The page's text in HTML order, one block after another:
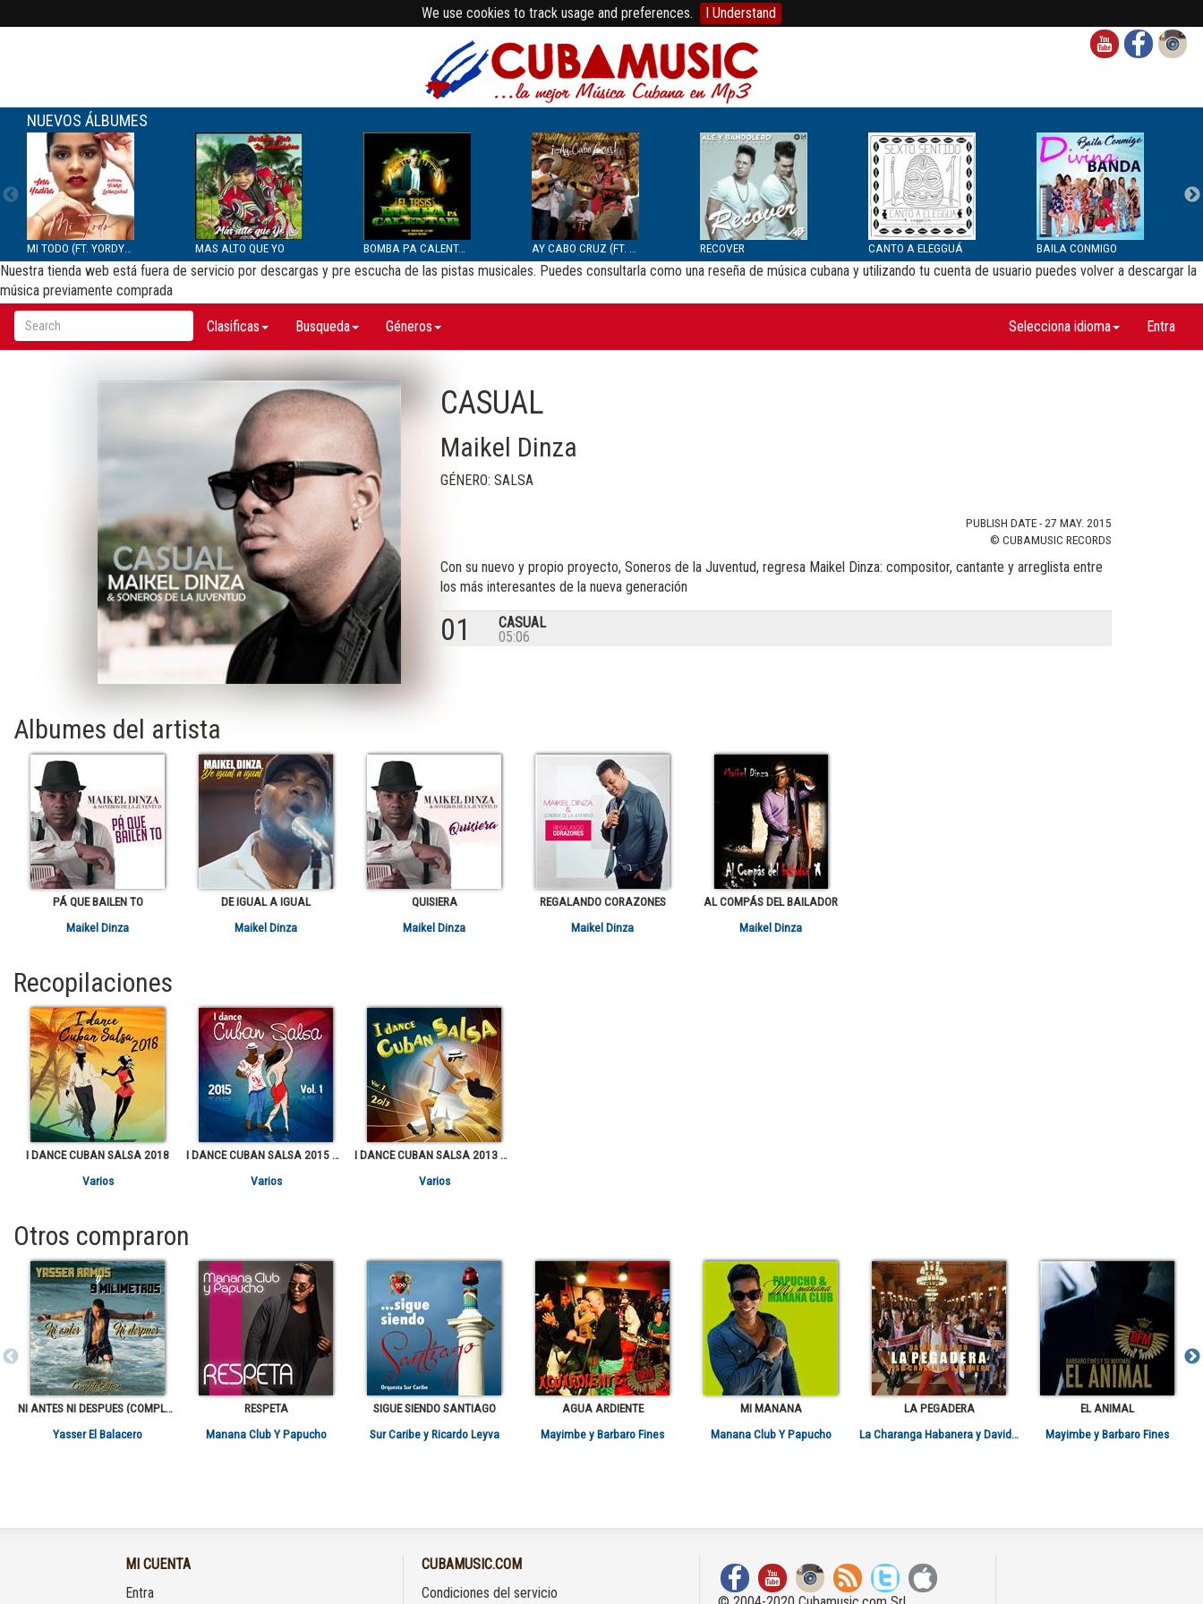
We use cookies to track usage and preferences. I Understand
NUEVOS ÁLBUMES
MAS ALTO QUE YO BOMBA PA CALENTAR RECOVER CANTO A ELEGGUÁ BAILA CONMIGO
Nuestra tienda web está fuera de servicio por descargas y pre escucha de las pistas musicales. Puedes consultarla como una reseña de música cubana y utilizando tu cuenta de usuario puedes volver a descargar la
música previamente comprada
Clasificas Busqueda Géneros Selecciona idioma Entra
CASUAL
Maikel Dinza
GÉNERO: SALSA
PUBLISH DATE - 27 MAY. 2015
© CUBAMUSIC RECORDS
Con su nuevo y propio proyecto, Soneros de la Juventud, regresa Maikel Dinza: compositor, cantante y arreglista entre
los más interesantes de la nueva generación
01
CASUAL
05:06
Albumes del artista
PÁ QUE BAILEN TO
Maikel Dinza
DE IGUAL A IGUAL
Maikel Dinza
QUISIERA
Maikel Dinza
REGALANDO CORAZONES
Maikel Dinza
AL COMPÁS DEL BAILADOR
Maikel Dinza
Recopilaciones
I DANCE CUBAN SALSA 2018
Varios
I DANCE CUBAN SALSA 2015 VOL.1
Varios
I DANCE CUBAN SALSA 2013 VOL.1
Varios
Otros compraron
NI ANTES NI DESPUES (COMPLETE EDITION)
Yasser El Balacero
RESPETA
Manana Club Y Papucho
SIGUE SIENDO SANTIAGO
Sur Caribe y Ricardo Leyva
AGUA ARDIENTE
Mayimbe y Barbaro Fines
MI MANANA
Manana Club Y Papucho
LA PEGADERA
La Charanga Habanera y David Calzado
EL ANIMAL
Mayimbe y Barbaro Fines
MI CUENTA
Entra
CUBAMUSIC.COM
Condiciones del servicio